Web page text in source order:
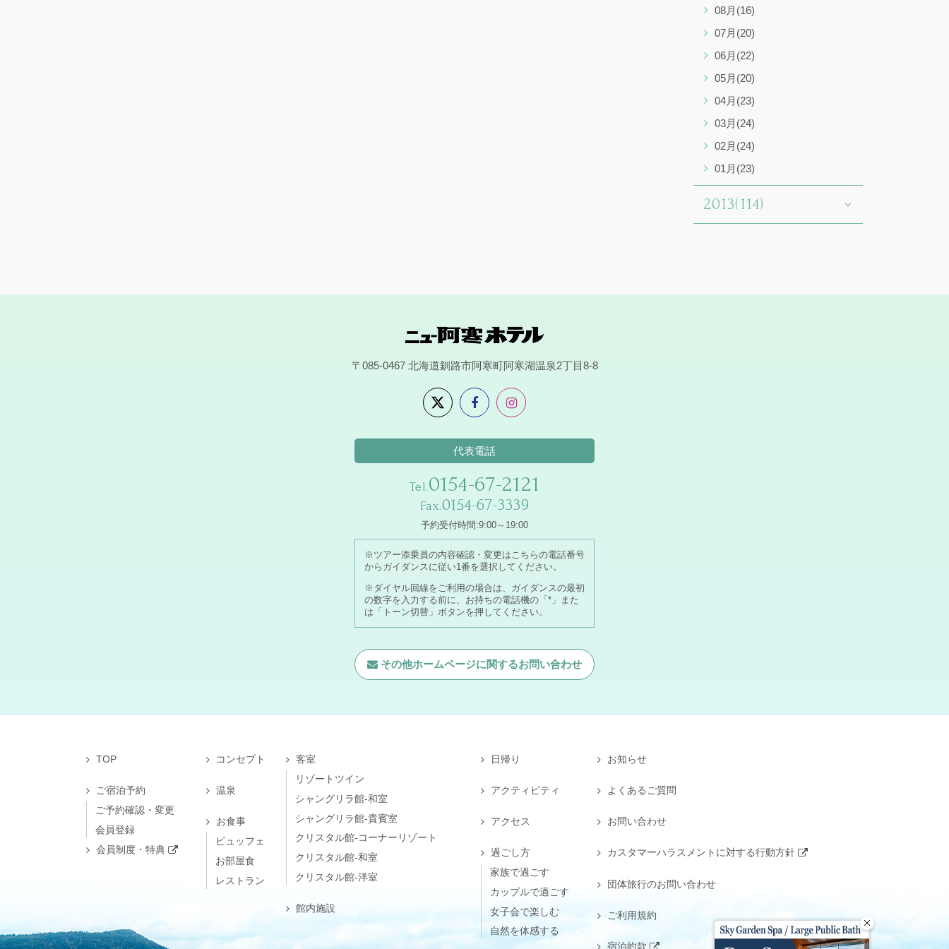
08月(16)
07月(20)
06月(22)
05月(20)
04月(23)
03月(24)
02月(24)
01月(23)
2013(114)
〒085-0467 北海道釧路市阿寒町阿寒湖温泉2丁目8-8
代表電話
Tel.0154-67-2121
Fax.0154-67-3339
予約受付時間:9:00～19:00
※ツアー添乗員の内容確認・変更はこちらの電話番号
からガイダンスに従い1番を選択してください。
※ダイヤル回線をご利用の場合は、ガイダンスの最初
の数字を入力する前に、お持ちの電話機の「*」また
は「トーン切替」ボタンを押してください。
その他ホームページに関するお問い合わせ
TOP
ご宿泊予約
ご予約確認・変更
会員登録
会員制度・特典
コンセプト
温泉
お食事
ビュッフェ
お部屋食
レストラン
客室
リゾートツイン
シャングリラ館-和室
シャングリラ館-貴賓室
クリスタル館-コーナーリゾート
クリスタル館-和室
クリスタル館-洋室
館内施設
日帰り
アクティビティ
アクセス
過ごし方
家族で過ごす
カップルで過ごす
女子会で楽しむ
自然を体感する
お知らせ
よくあるご質問
お問い合わせ
カスタマーハラスメントに対する行動方針
団体旅行のお問い合わせ
ご利用規約
宿泊約款